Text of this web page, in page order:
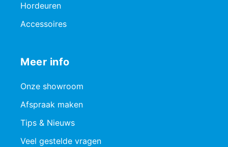
Hordeuren
Accessoires
Meer info
Onze showroom
Afspraak maken
Tips & Nieuws
Veel gestelde vragen